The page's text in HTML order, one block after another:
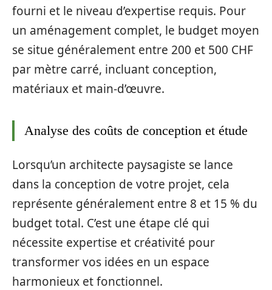
fourni et le niveau d’expertise requis. Pour
un aménagement complet, le budget moyen
se situe généralement entre 200 et 500 CHF
par mètre carré, incluant conception,
matériaux et main-d’œuvre.
Analyse des coûts de conception et étude
Lorsqu’un architecte paysagiste se lance
dans la conception de votre projet, cela
représente généralement entre 8 et 15 % du
budget total. C’est une étape clé qui
nécessite expertise et créativité pour
transformer vos idées en un espace
harmonieux et fonctionnel.